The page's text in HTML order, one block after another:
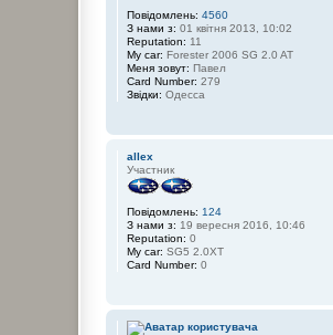
Повідомлень: 4560
З нами з: 01 квітня 2013, 10:02
Reputation: 11
My car: Forester 2006 SG 2.0 AT
Меня зовут: Павел
Card Number: 279
Звідки: Одесса
allex
Участник
Повідомлень: 124
З нами з: 19 вересня 2016, 10:46
Reputation: 0
My car: SG5 2.0XT
Card Number: 0